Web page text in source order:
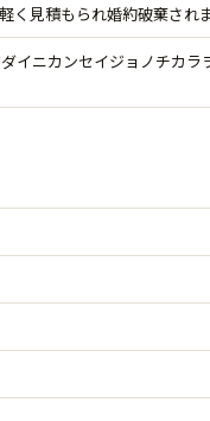
く見積もられ婚約破棄され
イニカンセイジョノチカ